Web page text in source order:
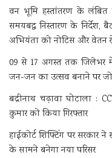
वन भूमि हस्तांतरण के लंबित
समयबद्ध निस्तारण के
अभियंता को नोटिस और
09 से 17 अगस्त तक जिलेभर
जन-जन का उत्सव बनाने पर
बद्रीनाथ चढ़ावा घोटाला
कुमार को किया गिरफ्तार
हाईकोर्ट शिफ्टिंग पर सरकार
के सामने बनेगा नया परिसर